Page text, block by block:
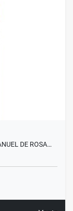
DE ROSA…